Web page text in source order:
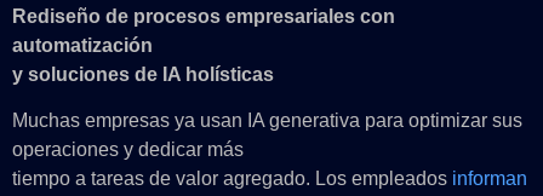
Rediseño de procesos empresariales con
automatización
y soluciones de IA holísticas
Muchas empresas ya usan IA generativa para optimizar sus
operaciones y dedicar más
tiempo a tareas de valor agregado. Los empleados informan